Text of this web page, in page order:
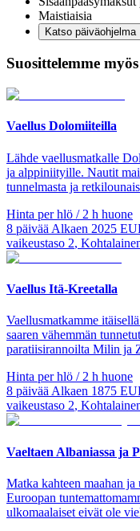
Maistiaisia
Katso päiväohjelma
Suosittelemme
Vaellus Dolomiiteilla
Lähde vaellusmatkalle
ja alppiniityille. Nautit
tunnelmasta ja
Hinta per hlö / 2 h huone
8 päivää Alkaen 2025
vaikeustaso 2,
Vaellus Itä-Kreetalla
Vaellusmatkamme
saaren vähemmän
paratiisirannoilta Milin ja
Hinta per hlö / 2 h huone
8 päivää Alkaen 1875
vaikeustaso 2,
Vaeltaen Albaniassa ja
Matka kahteen maahan
Euroopan
ulkomaalaiset eivät ole